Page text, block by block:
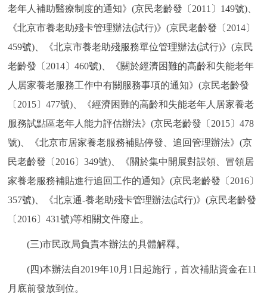
老年人補助醫療制度的通知》(京民老齡發〔2011〕149號)、
《北京市養老助殘卡管理辦法(試行)》(京民老齡發〔2014〕
459號)、《北京市養老助殘服務單位管理辦法(試行)》(京民
老齡發〔2014〕460號)、《關於經濟困難的高齡和失能老年
人居家養老服務工作中有關服務事項的通知》(京民老齡發
〔2015〕477號)、《經濟困難的高齡和失能老年人居家養老
服務試點區老年人能力評估辦法》(京民老齡發〔2015〕478
號)、《北京市居家養老服務補貼停發、追回管理辦法》(京
民老齡發〔2016〕349號)、《關於集中開展對誤領、冒領居
家養老服務補貼進行追回工作的通知》(京民老齡發〔2016〕
357號)、《北京通-養老助殘卡管理辦法(試行)》(京民老齡發
〔2016〕431號)等相關文件廢止。
(三)市民政局負責本辦法的具體解釋。
(四)本辦法自2019年10月1日起施行，首次補貼資金在11
月底前發放到位。